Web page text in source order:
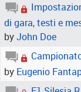
di gara, testi e
byJohn Doe
by Eugenio